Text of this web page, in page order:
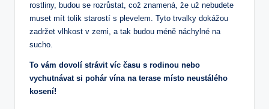
rostliny, budou se rozrůstat, což znamená, že už nebudete
muset mít tolik starostí s plevelem. Tyto trvalky dokážou
zadržet vlhkost v zemi, a tak budou méně náchylné na
sucho.
To vám dovolí strávit víc času s rodinou nebo
vychutnávat si pohár vína na terase místo neustálého
kosení!